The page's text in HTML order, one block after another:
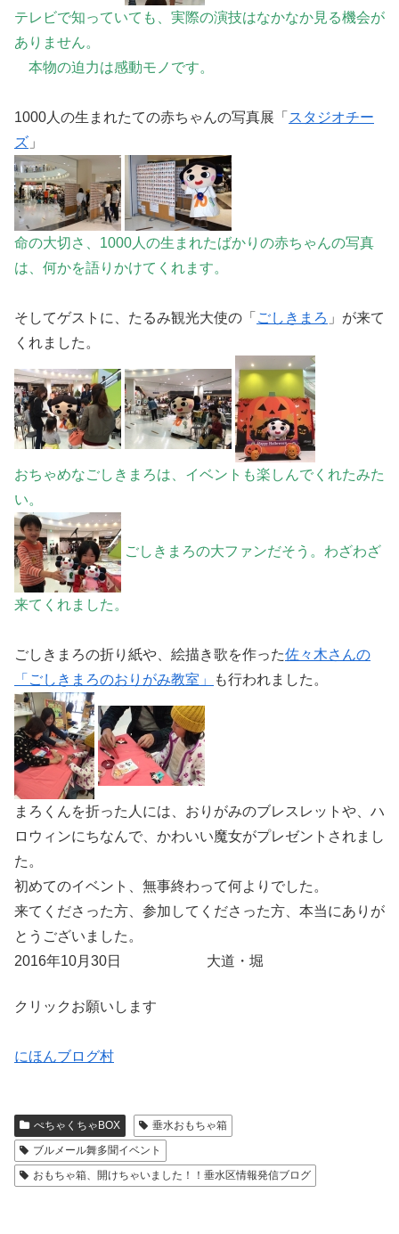
テレビで知っていても、実際の演技はなかなか見る機会が
ありません。
本物の迫力は感動モノです。
1000人の生まれたての赤ちゃんの写真展「 スタジオチー
ズ 」
命の大切さ、1000人の生まれたばかりの赤ちゃんの写真
は、何かを語りかけてくれます。
そしてゲストに、たるみ観光大使の「 ごしきまろ 」が来て
くれました。
おちゃめなごしきまろは、イベントも楽しんでくれたみた
い。
ごしきまろの大ファンだそう。わざわざ
来てくれました。
ごしきまろの折り紙や、絵描き歌を作った佐々木さんの
「ごしきまろのおりがみ教室」
も行われました。
まろくんを折った人には、おりがみのブレスレットや、ハ
ロウィンにちなんで、かわいい魔女がプレゼントされまし
た。
初めてのイベント、無事終わって何よりでした。
来てくださった方、参加してくださった方、本当にありが
とうございました。
2016年10月30日 大道・堀
クリックお願いします
にほんブログ村
ぺちゃくちゃBOX
垂水おもちゃ箱
ブルメール舞多聞イベント
おもちゃ箱、開けちゃいました！！垂水区情報発信ブログ